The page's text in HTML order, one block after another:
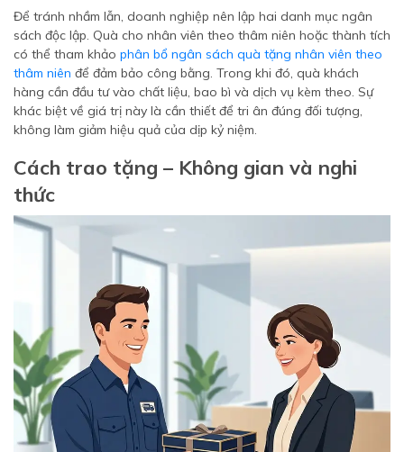
Để tránh nhầm lẫn, doanh nghiệp nên lập hai danh mục ngân
sách độc lập. Quà cho nhân viên theo thâm niên hoặc thành tích
có thể tham khảo phân bổ ngân sách quà tặng nhân viên theo
thâm niên để đảm bảo công bằng. Trong khi đó, quà khách
hàng cần đầu tư vào chất liệu, bao bì và dịch vụ kèm theo. Sự
khác biệt về giá trị này là cần thiết để tri ân đúng đối tượng,
không làm giảm hiệu quả của dịp kỷ niệm.
Cách trao tặng – Không gian và nghi
thức